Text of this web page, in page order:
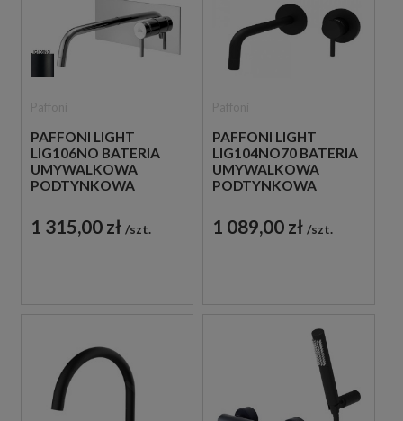
PAFFONI LIGHT
LIG106NO BATERIA
UMYWALKOWA
PODTYNKOWA
CZARNA
1 315,00 zł szt.
PAFFONI LIGHT
LIG104NO70 BATERIA
UMYWALKOWA
PODTYNKOWA
CZARNA
1 089,00 zł szt.